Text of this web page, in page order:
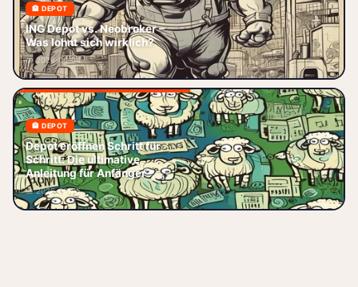
🏦 DEPOT
ING Depot vs. Neobroker –
Was lohnt sich wirklich?
📅 2026-06-04
ING Depot vs. Neobroker – Was
lohnt sich wirklich? ING Depot
vs. Neobroker – diese
Entscheidung stellen sich
aktuell ta
🏦 DEPOT
Depot eröffnen Schritt für
Schritt: Die ultimative
Anleitung für Anfänger
📅 2026-06-05
Depot eröffnen leicht gemacht –
Schritt‑für‑Schritt zum
passenden Broker, ETF‑Auswahl
und Steuertricks. Starte jetzt
dei